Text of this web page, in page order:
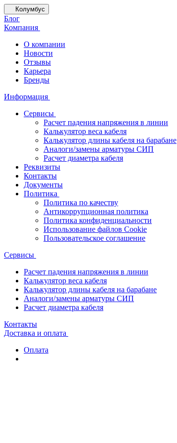
Колумбус
Блог
Компания
О компании
Новости
Отзывы
Карьера
Бренды
Информация
Сервисы
Расчет падения напряжения в линии
Калькулятор веса кабеля
Калькулятор длины кабеля на барабане
Аналоги/замены арматуры СИП
Расчет диаметра кабеля
Реквизиты
Контакты
Документы
Политика
Политика по качеству
Антикоррупционная политика
Политика конфиденциальности
Использование файлов Cookie
Пользовательское соглашение
Сервисы
Расчет падения напряжения в линии
Калькулятор веса кабеля
Калькулятор длины кабеля на барабане
Аналоги/замены арматуры СИП
Расчет диаметра кабеля
Контакты
Доставка и оплата
Оплата